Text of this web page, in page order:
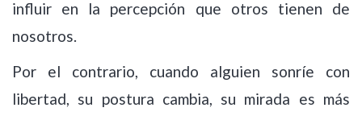
influir en la percepción que otros tienen de
nosotros.
Por el contrario, cuando alguien sonríe con
libertad, su postura cambia, su mirada es más